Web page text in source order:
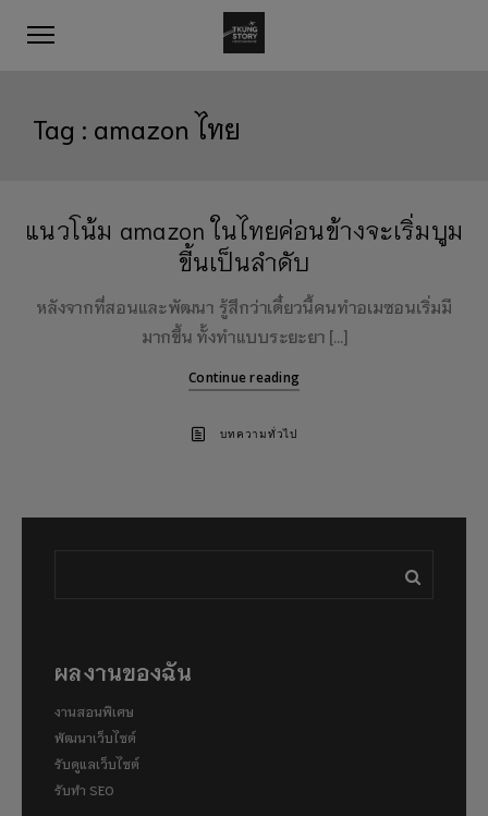
Tag : amazon ไทย
แนวโน้ม amazon ในไทยค่อนข้างจะเริ่มบูม
ขี้นเป็นลำดับ
หลังจากที่สอนและพัฒนา รู้สึกว่าเดี๋ยวนี้คนทำอเมซอนเริ่มมี
มากขึ้น ทั้งทำแบบระยะยา […]
Continue reading
บทความทั่วไป
ผลงานของฉัน
งานสอนพิเศษ
พัฒนาเว็บไซต์
รับดูแลเว็บไซต์
รับทำ SEO